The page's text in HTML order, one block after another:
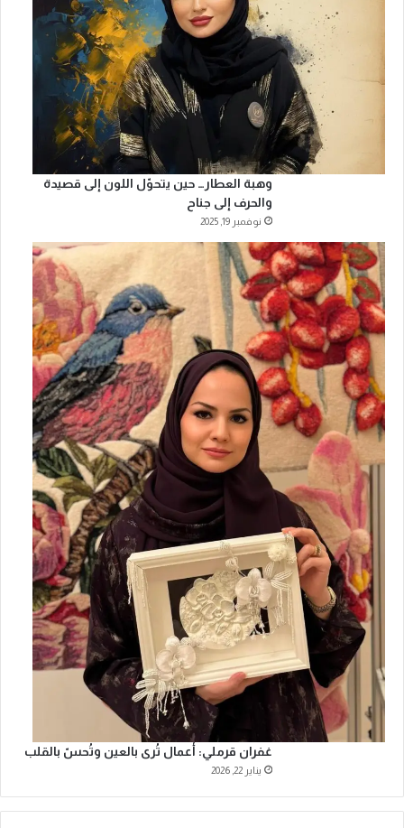
وهبة العطار… حين يتحوّل اللون إلى قصيدة
والحرف إلى جناح
نوفمبر 19, 2025
غفران قرملي: أعمال تُرى بالعين وتُحسّ بالقلب
يناير 22, 2026